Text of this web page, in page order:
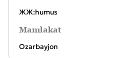
ЖЖ:humus
Mamlakat
Ozarbayjon